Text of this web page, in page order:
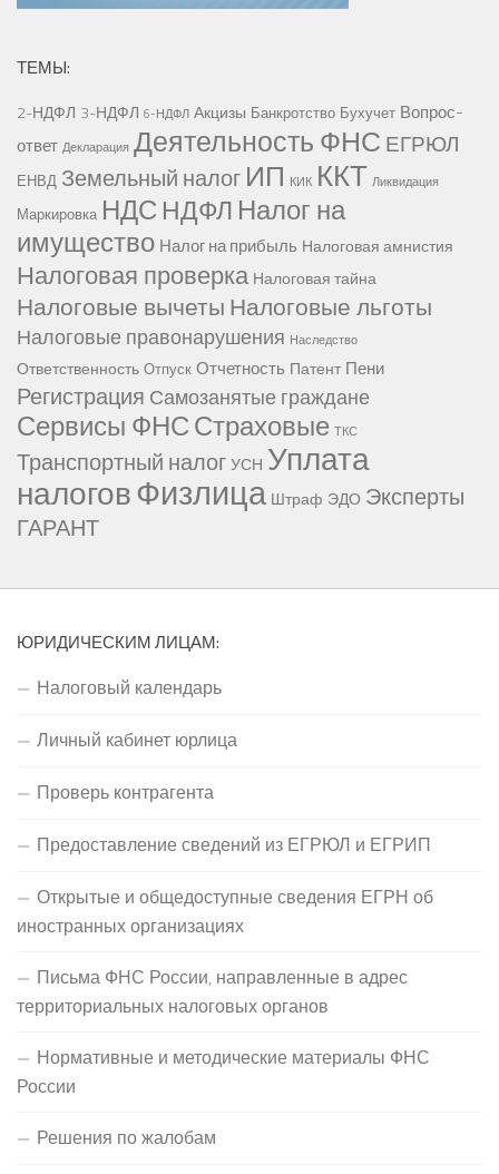
ТЕМЫ:
2-НДФЛ 3-НДФЛ 6-НДФЛ Акцизы Банкротство Бухучет Вопрос-
ответ Декларация Деятельность ФНС ЕГРЮЛ
ЕНВД Земельный налог ИП КИК ККТ Ликвидация
Маркировка НДС НДФЛ Налог на
имущество Налог на прибыль Налоговая амнистия
Налоговая проверка Налоговая тайна
Налоговые вычетыНалоговые льготы
Налоговые правонарушения Наследство
Ответственность Отпуск Отчетность Патент Пени
Регистрация Самозанятые граждане
Сервисы ФНССтраховые ТКС
Транспортный налогУСН Уплата
налоговФизлица Штраф ЭДО Эксперты
ГАРАНТ
ЮРИДИЧЕСКИМ ЛИЦАМ:
Налоговый календарь
Личный кабинет юрлица
Проверь контрагента
Предоставление сведений из ЕГРЮЛ и ЕГРИП
Открытые и общедоступные сведения ЕГРН об
иностранных организациях
Письма ФНС России, направленные в адрес
территориальных налоговых органов
Нормативные и методические материалы ФНС
России
Решения по жалобам